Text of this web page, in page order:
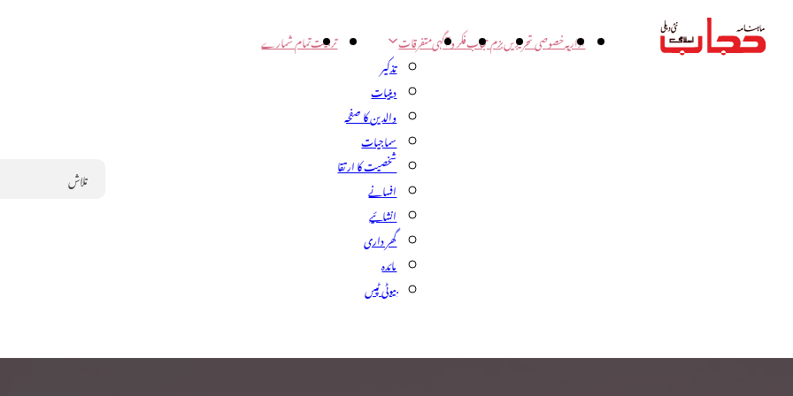
اداریہخصوصی تحریریںبزم حجابفکر و آگہیمتفرقات
تذکیر
دینیات
والدین کا صفحہ
سماجیات
شخصیت کا ارتقا
افسانے
انشائیے
گھر داری
مائدہ
بیوٹی ٹپس
تربیتتمام شمارے
Search